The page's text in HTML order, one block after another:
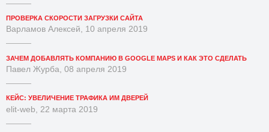
ПРОВЕРКА СКОРОСТИ ЗАГРУЗКИ САЙТА
Варламов Алексей, 10 апреля 2019
ЗАЧЕМ ДОБАВЛЯТЬ КОМПАНИЮ В GOOGLE MAPS И КАК ЭТО СДЕЛАТЬ
Павел Журба, 08 апреля 2019
КЕЙС: УВЕЛИЧЕНИЕ ТРАФИКА ИМ ДВЕРЕЙ
elit-web, 22 марта 2019